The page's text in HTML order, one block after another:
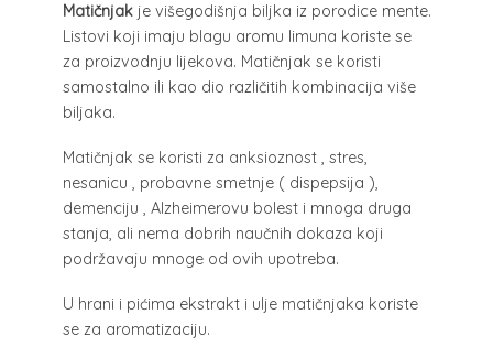
Matičnjakje višegodišnja biljka iz porodice mente.
Listovi koji imaju blagu aromu limuna koriste se
za proizvodnju lijekova. Matičnjak se koristi
samostalno ili kao dio različitih kombinacija više
biljaka.
Matičnjak se koristi za anksioznost , stres,
nesanicu , probavne smetnje ( dispepsija ),
demenciju , Alzheimerovu bolest i mnoga druga
stanja, ali nema dobrih naučnih dokaza koji
podržavaju mnoge od ovih upotreba.
U hrani i pićima ekstrakt i ulje matičnjaka koriste
se za aromatizaciju.